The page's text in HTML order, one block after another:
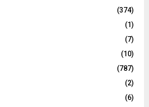
(374)
(1)
(7)
(10)
(787)
(2)
(6)